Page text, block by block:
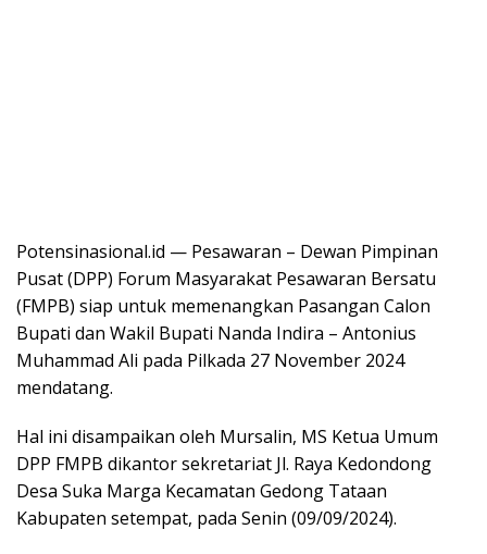
Potensinasional.id — Pesawaran – Dewan Pimpinan
Pusat (DPP) Forum Masyarakat Pesawaran Bersatu
(FMPB) siap untuk memenangkan Pasangan Calon
Bupati dan Wakil Bupati Nanda Indira – Antonius
Muhammad Ali pada Pilkada 27 November 2024
mendatang.
Hal ini disampaikan oleh Mursalin, MS Ketua Umum
DPP FMPB dikantor sekretariat Jl. Raya Kedondong
Desa Suka Marga Kecamatan Gedong Tataan
Kabupaten setempat, pada Senin (09/09/2024).